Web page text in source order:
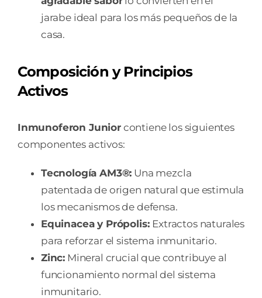
jarabe ideal para los más pequeños de la
casa.
Composición y Principios
Activos
Inmunoferon Juniorcontiene los siguientes
componentes activos:
Tecnología AM3®: Una mezcla
patentada de origen natural que estimula
los mecanismos de defensa.
Equinacea y Própolis: Extractos naturales
para reforzar el sistema inmunitario.
Zinc: Mineral crucial que contribuye al
funcionamiento normal del sistema
inmunitario.